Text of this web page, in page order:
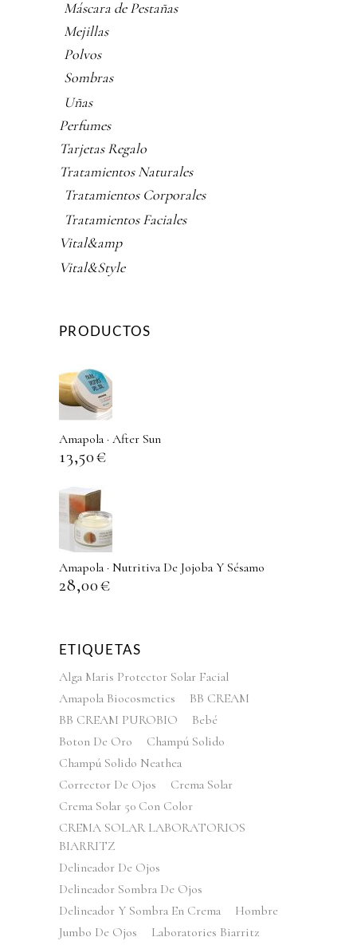
Máscara de Pestañas
Mejillas
Polvos
Sombras
Uñas
Perfumes
Tarjetas Regalo
Tratamientos Naturales
Tratamientos Corporales
Tratamientos Faciales
Vital&amp
Vital&Style
PRODUCTOS
Amapola · After Sun
13,50€
Amapola · Nutritiva De Jojoba Y Sésamo
28,00€
ETIQUETAS
Alga Maris Protector Solar Facial
Amapola Biocosmetics
BB CREAM
BB CREAM PUROBIO
Bebé
Boton De Oro
Champú Solido
Champú Solido Neathea
Corrector De Ojos
Crema Solar
Crema Solar 50 Con Color
CREMA SOLAR LABORATORIOS
BIARRITZ
Delineador De Ojos
Delineador Sombra De Ojos
Delineador Y Sombra En Crema
Hombre
Jumbo De Ojos
Laboratories Biarritz